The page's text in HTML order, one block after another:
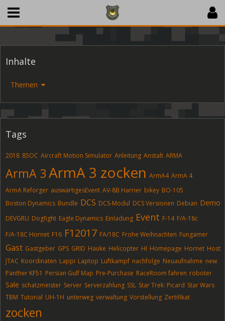
Inhalte
Artikel
Themen
Tags
2018 85OC Aircraft Motion Simulator Anleitung Anstalt ARMA
ArmA 3ArmA 3 zocken ArmA4 ArmA 4
ArmA Reforger auswärtigesEvent AV-8B Harrier bikey BO-105
Boston Dynamics Bundle DCS DCS-Modul DCS Versionen Debian Demo
DEVGRU Dogfight Eagle Dynamics Einladung Event F-14 F/A-18c
F/A-18C Hornet F16 F12017 FA/18C Frohe Weihnachten Fungamer
Gast Gastgeber GPS GRID Hauke Helicopter HI Homepage Hornet Host
JTAC Koordinaten Lappi Laptop Luftkampf nachfolge Neuaufnahme new
Panther KF51 Persian Gulf Map Pre-Purchase RaceRoom fahren roboter
Sale schatzmeister Server Serverzahlung SSL Star Trek: Picard Star Wars
TBM Tutorial UH-1H unterweg verwaltung Vorstellung Zertifikat
zocken